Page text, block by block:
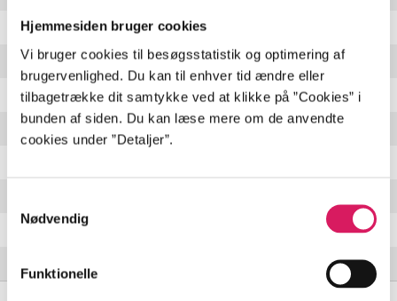
Hjemmesiden bruger cookies
Vi bruger cookies til besøgsstatistik og optimering af
brugervenlighed. Du kan til enhver tid ændre eller
tilbagetrække dit samtykke ved at klikke på ”Cookies” i
bunden af siden. Du kan læse mere om de anvendte
cookies under ”Detaljer”.
Nødvendig
Funktionelle
Lead balloon
No apologies
Taming the tiger
My best to you